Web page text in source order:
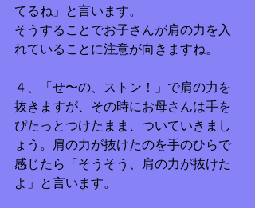
てるね」と言います。
そうすることでお子さんが肩の力を入
れていることに注意が向きますね。
４、「せ〜の、ストン！」で肩の力を
抜きますが、その時にお母さんは手を
ぴたっとつけたまま、ついていきまし
ょう。肩の力が抜けたのを手のひらで
感じたら「そうそう、肩の力が抜けた
よ」と言います。